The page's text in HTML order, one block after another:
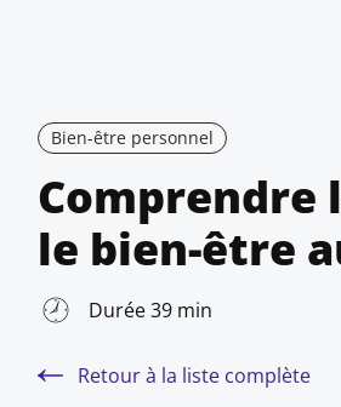
Bien-être personnel
Comprendre
le bien-être
Durée 39 min
Retour à la liste complète